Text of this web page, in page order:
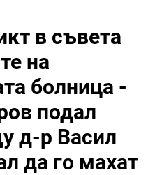
в съвета
на
болница -
подал
д-р Васил
да го махат